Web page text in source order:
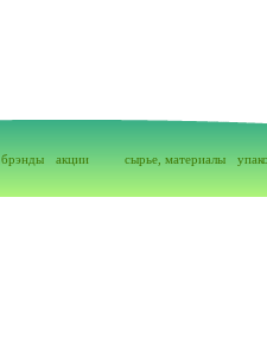
брэнды акции сырье, материалы